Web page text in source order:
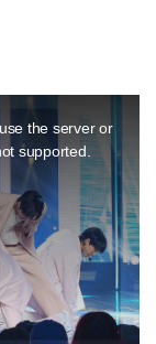
the server or
supported.